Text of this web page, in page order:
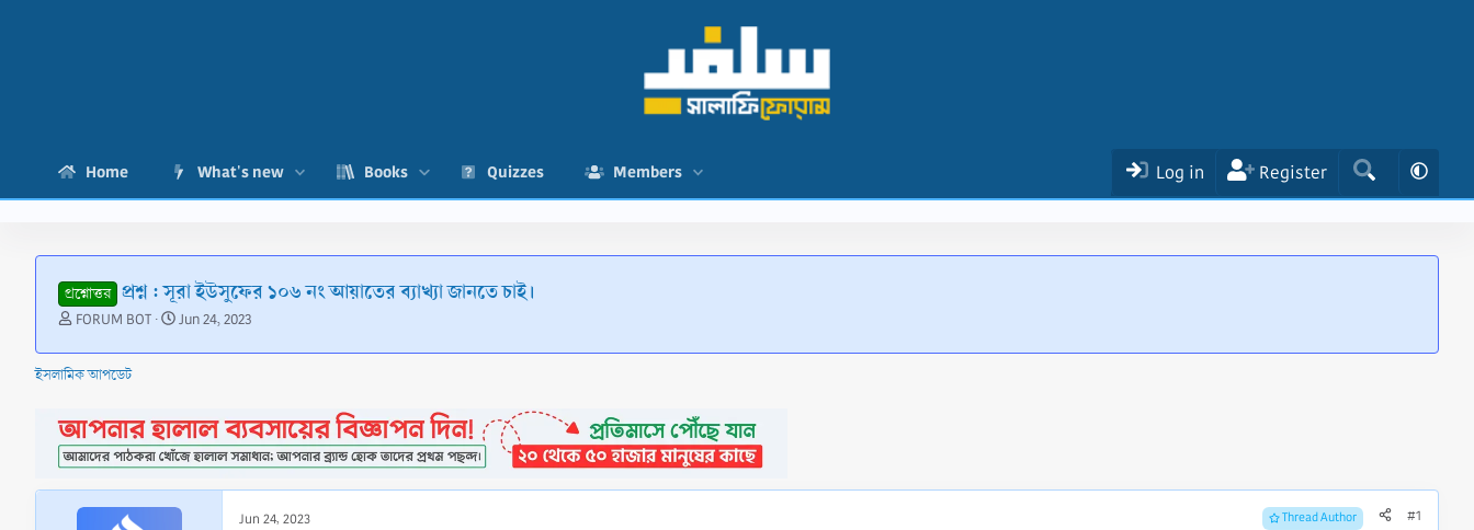
Home What's new Books Quizzes Members Log in Register
প্রশ্নোত্তর প্রশ্ন : সূরা ইউসুফের ১০৬ নং আয়াতের ব্যাখ্যা জানতে চাই।
T
r
e
d
s
t
a
r
FORUM BOT
S
a
d
a
t
e
Jun 24, 2023
ইসলামিক আপডেট
Jun 24, 2023 Thread Author #1